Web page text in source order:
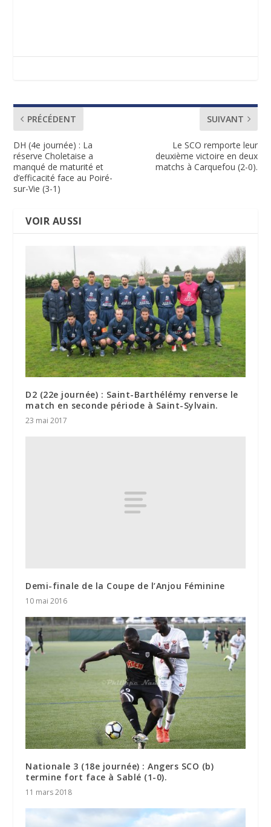
PRÉCÉDENT
DH (4e journée) : La
réserve Choletaise a
manqué de maturité et
d’efficacité face au Poiré-
sur-Vie (3-1)
SUIVANT
Le SCO remporte leur
deuxième victoire en deux
matchs à Carquefou (2-0).
VOIR AUSSI
D2 (22e journée) : Saint-Barthélémy renverse le
match en seconde période à Saint-Sylvain.
23 mai 2017
Demi-finale de la Coupe de l’Anjou Féminine
10 mai 2016
Nationale 3 (18e journée) : Angers SCO (b)
termine fort face à Sablé (1-0).
11 mars 2018